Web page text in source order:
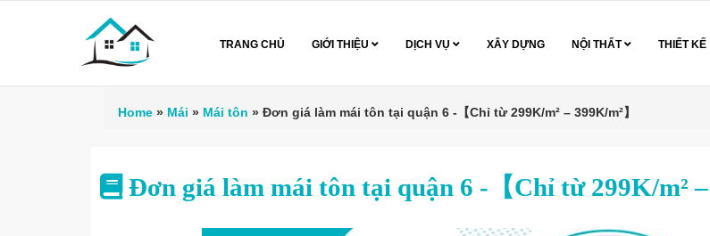
TRANG CHỦ GIỚI THIỆU DỊCH VỤ XÂY DỰNG NỘI THẤT THIẾT KẾ
Home » Mái » Mái tôn » Đơn giá làm mái tôn tại quận 6 -【Chỉ từ 299K/m² – 399K/m²】
Đơn giá làm mái tôn tại quận 6 -【Chỉ từ 299K/m² –